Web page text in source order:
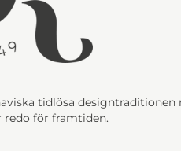
tidlösa designtraditionen
för framtiden.